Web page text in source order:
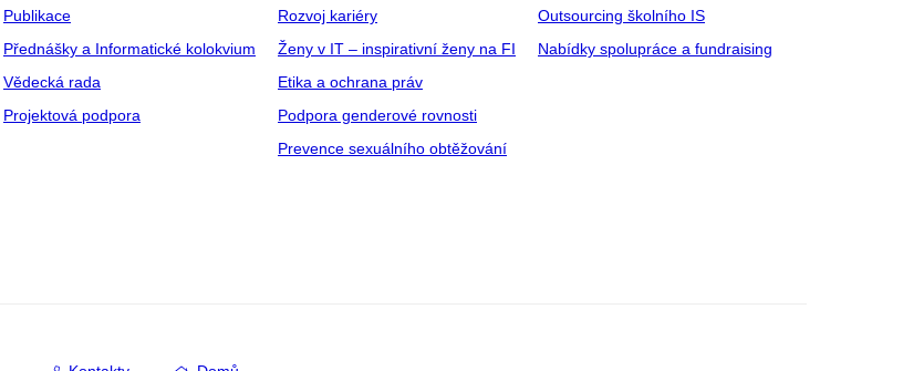
Publikace
Přednášky a Informatické kolokvium
Vědecká rada
Projektová podpora
Rozvoj kariéry
Ženy v IT – inspirativní ženy na FI
Etika a ochrana práv
Podpora genderové rovnosti
Prevence sexuálního obtěžování
Outsourcing školního IS
Nabídky spolupráce a fundraising